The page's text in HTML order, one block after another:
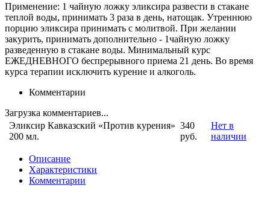
Применение: 1 чайную ложку эликсира развести в стакане
теплой воды, принимать 3 раза в день, натощак. Утреннюю
порцию эликсира принимать с молитвой. При желании
закурить, принимать дополнительно - 1чайную ложку
разведенную в стакане воды. Минимальный курс
ЕЖЕДНЕВНОГО беспрерывного приема 21 день. Во время
курса терапии исключить курение и алкоголь.
Комментарии
Загрузка комментариев...
Эликсир Кавказский «Против курения»
200 мл.
340
руб.
Нет в
наличии
Описание
Характеристики
Комментарии